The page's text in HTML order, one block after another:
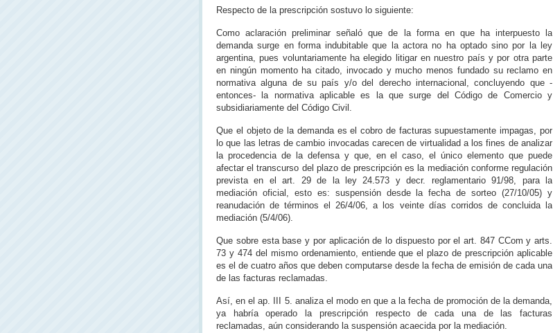
Respecto de la prescripción sostuvo lo siguiente:
Como aclaración preliminar señaló que de la forma en que ha interpuesto la
demanda surge en forma indubitable que la actora no ha optado sino por la ley
argentina, pues voluntariamente ha elegido litigar en nuestro país y por otra parte
en ningún momento ha citado, invocado y mucho menos fundado su reclamo en
normativa alguna de su país y/o del derecho internacional, concluyendo que -
entonces- la normativa aplicable es la que surge del Código de Comercio y
subsidiariamente del Código Civil.
Que el objeto de la demanda es el cobro de facturas supuestamente impagas, por
lo que las letras de cambio invocadas carecen de virtualidad a los fines de analizar
la procedencia de la defensa y que, en el caso, el único elemento que puede
afectar el transcurso del plazo de prescripción es la mediación conforme regulación
prevista en el art. 29 de la ley 24.573 y decr. reglamentario 91/98, para la
mediación oficial, esto es: suspensión desde la fecha de sorteo (27/10/05) y
reanudación de términos el 26/4/06, a los veinte días corridos de concluida la
mediación (5/4/06).
Que sobre esta base y por aplicación de lo dispuesto por el art. 847 CCom y arts.
73 y 474 del mismo ordenamiento, entiende que el plazo de prescripción aplicable
es el de cuatro años que deben computarse desde la fecha de emisión de cada una
de las facturas reclamadas.
Así, en el ap. III 5. analiza el modo en que a la fecha de promoción de la demanda,
ya habría operado la prescripción respecto de cada una de las facturas
reclamadas, aún considerando la suspensión acaecida por la mediación.